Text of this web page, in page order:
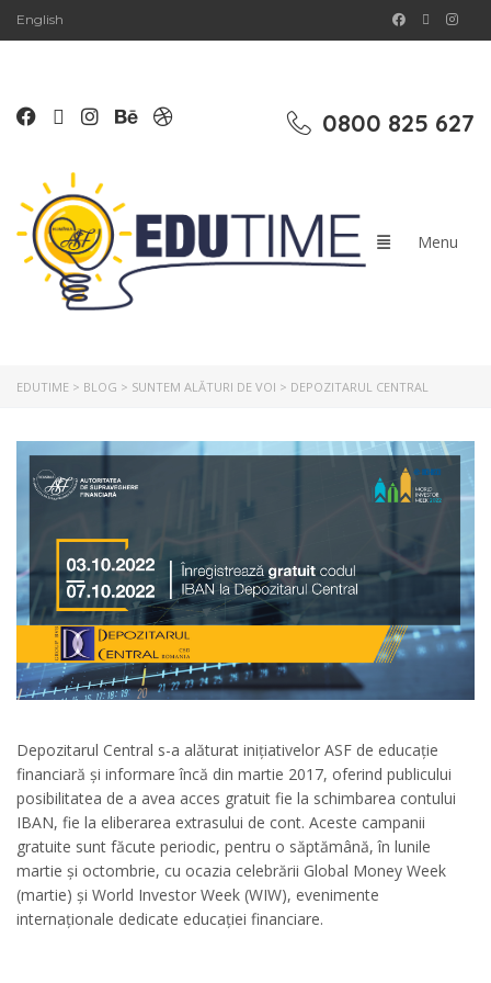
English
0800 825 627
EDUTIME > BLOG > SUNTEM ALĂTURI DE VOI > DEPOZITARUL CENTRAL
Depozitarul Central s-a alăturat inițiativelor ASF de educație
financiară și informare încă din martie 2017, oferind publicului
posibilitatea de a avea acces gratuit fie la schimbarea contului
IBAN, fie la eliberarea extrasului de cont. Aceste campanii
gratuite sunt făcute periodic, pentru o săptămână, în lunile
martie și octombrie, cu ocazia celebrării Global Money Week
(martie) și World Investor Week (WIW), evenimente
internaționale dedicate educației financiare.